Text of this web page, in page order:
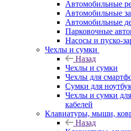
Автомобильные
Автомобильные
Автомобильные
Парковочные
Насосы и пуско-
Чехлы и сумки
Назад
Чехлы и сумки
Чехлы для
Сумки для
Чехлы и сумки
кабелей
Клавиатуры, мыши,
Назад